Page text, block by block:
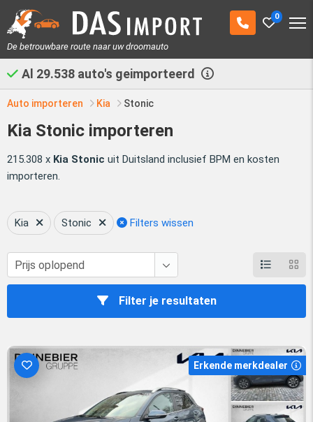
0
De betrouwbare route naar uw droomauto
Al 29.538 auto's geimporteerd
Auto importeren Kia Stonic
Kia Stonic importeren
215.308 x Kia Stonic uit Duitsland inclusief BPM en kosten
importeren.
Kia Stonic Filters wissen
Filter je resultaten
Erkende merkdealer